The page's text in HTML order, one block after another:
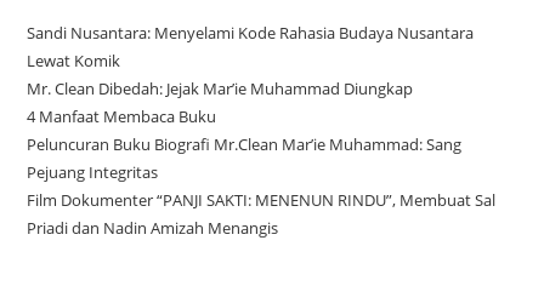
Sandi Nusantara: Menyelami Kode Rahasia Budaya Nusantara
Lewat Komik
Mr. Clean Dibedah: Jejak Mar’ie Muhammad Diungkap
4 Manfaat Membaca Buku
Peluncuran Buku Biografi Mr.Clean Mar’ie Muhammad: Sang
Pejuang Integritas
Film Dokumenter “PANJI SAKTI: MENENUN RINDU”, Membuat Sal
Priadi dan Nadin Amizah Menangis